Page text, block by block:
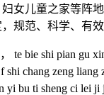
女儿童之家等
规范、科学、有
bie shi pian gu
chang zeng
bu ti sheng ci lei